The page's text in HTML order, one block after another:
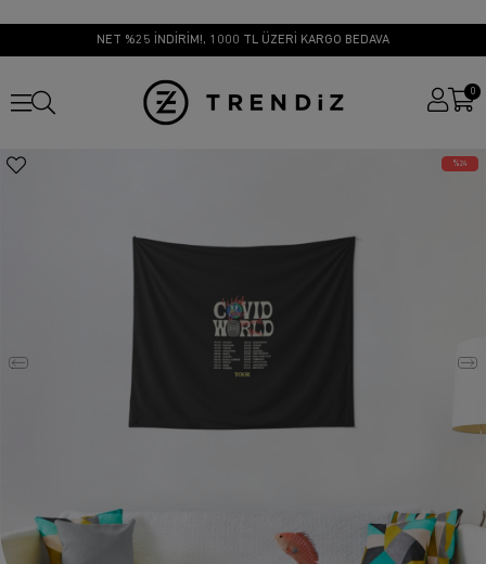
NET %25 İNDİRİM!, 1000 TL ÜZERİ KARGO BEDAVA
0
24